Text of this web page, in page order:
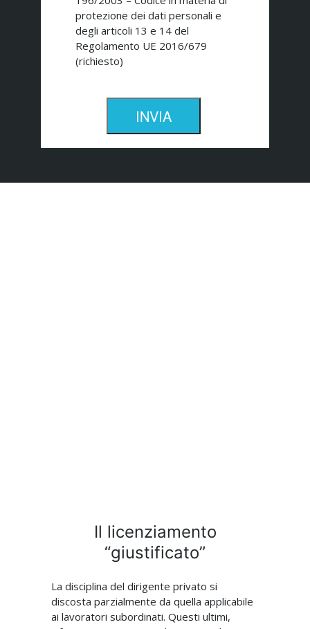
protezione dei dati personali e
degli articoli 13 e 14 del
Regolamento UE 2016/679
(richiesto)
Il licenziamento
“giustificato”
La disciplina del dirigente privato si
discosta parzialmente da quella applicabile
ai lavoratori subordinati. Questi ultimi,